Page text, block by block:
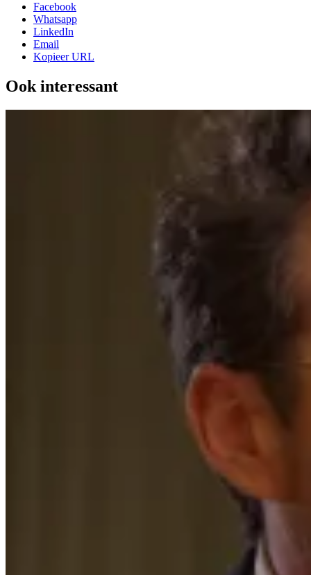
Facebook
Whatsapp
LinkedIn
Email
Kopieer URL
Ook interessant